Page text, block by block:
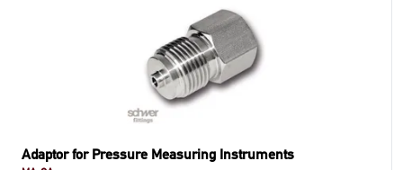
Adaptor for Pressure Measuring Instruments